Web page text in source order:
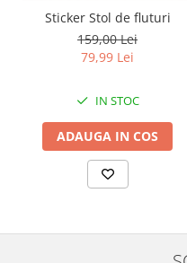
Sticker Stol de fluturi
159,00 Lei
79,99 Lei
IN STOC
ADAUGA IN COS